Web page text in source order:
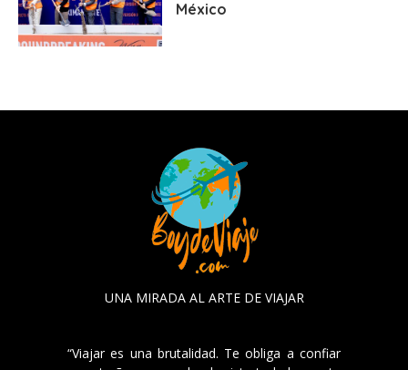
México
UNA MIRADA AL ARTE DE VIAJAR
“Viajar es una brutalidad. Te obliga a confiar